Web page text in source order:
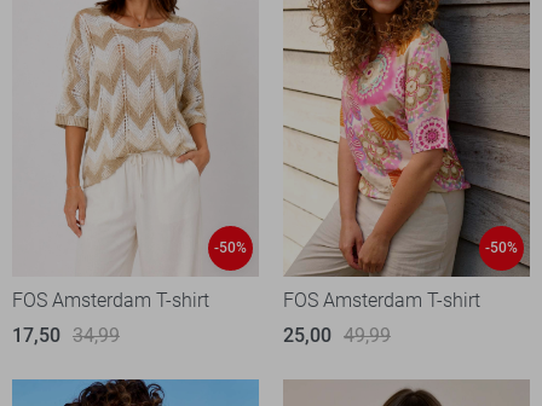
-50%
FOS Amsterdam T-shirt
17,50 34,99
-50%
FOS Amsterdam T-shirt
25,00 49,99